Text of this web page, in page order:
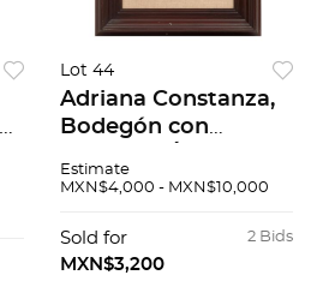
Lot 44
Adriana Constanza,
Bodegón con
tela, firmado y
26.5 cm.
Estimate
MXN$4,000 - MXN$10,000
2 Bids
Sold for
MXN$3,200